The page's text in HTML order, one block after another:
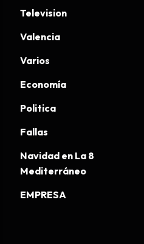
Television
Valencia
Varios
Economía
Politica
Fallas
Navidad en La 8
Mediterráneo
EMPRESA